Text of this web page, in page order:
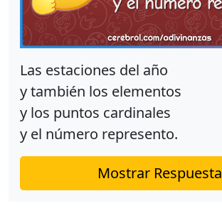
Las estaciones del año
y también los elementos
y los puntos cardinales
y el número represento.
Mostrar Respuesta